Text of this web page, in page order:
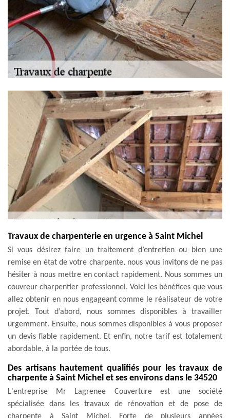
Travaux de charpenterie en urgence à Saint Michel
Si vous désirez faire un traitement d’entretien ou bien une
remise en état de votre charpente, nous vous invitons de ne pas
hésiter à nous mettre en contact rapidement. Nous sommes un
couvreur charpentier professionnel. Voici les bénéfices que vous
allez obtenir en nous engageant comme le réalisateur de votre
projet. Tout d’abord, nous sommes disponibles à travailler
urgemment. Ensuite, nous sommes disponibles à vous proposer
un devis fiable rapidement. Et enfin, notre tarif est totalement
abordable, à la portée de tous.
Des artisans hautement qualifiés pour les travaux de
charpente à Saint Michel et ses environs dans le 34520
L'entreprise Mr Lagrenee Couverture est une société
spécialisée dans les travaux de rénovation et de pose de
charpente à Saint Michel. Forte de plusieurs années